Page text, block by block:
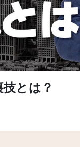
とは？